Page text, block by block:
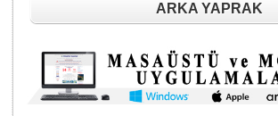
ARKA YAPRAK